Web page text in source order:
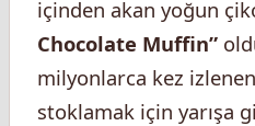
içinden akan yoğun
Chocolate Muffin”
milyonlarca kez
stoklamak için yarışa